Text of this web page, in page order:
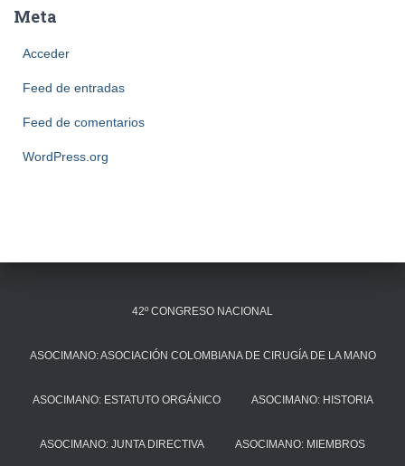
Meta
Acceder
Feed de entradas
Feed de comentarios
WordPress.org
42º CONGRESO NACIONAL
ASOCIMANO: ASOCIACIÓN COLOMBIANA DE CIRUGÍA DE LA MANO
ASOCIMANO: ESTATUTO ORGÁNICO ASOCIMANO: HISTORIA
ASOCIMANO: JUNTA DIRECTIVA ASOCIMANO: MIEMBROS